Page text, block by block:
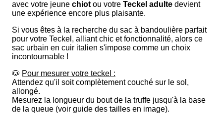
avec votre jeune chiot ou votre Teckel adulte devient
une expérience encore plus plaisante.
Si vous êtes à la recherche du sac à bandoulière parfait
pour votre Teckel, alliant chic et fonctionnalité, alors ce
sac urbain en cuir italien s'impose comme un choix
incontournable !
🐶 Pour mesurer votre teckel :
Attendez qu'il soit complètement couché sur le sol,
allongé.
Mesurez la longueur du bout de la truffe jusqu'à la base
de la queue (voir guide des tailles en image).